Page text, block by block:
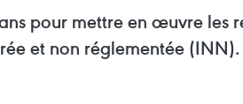
pour mettre en œuvre les
et non réglementée (INN).